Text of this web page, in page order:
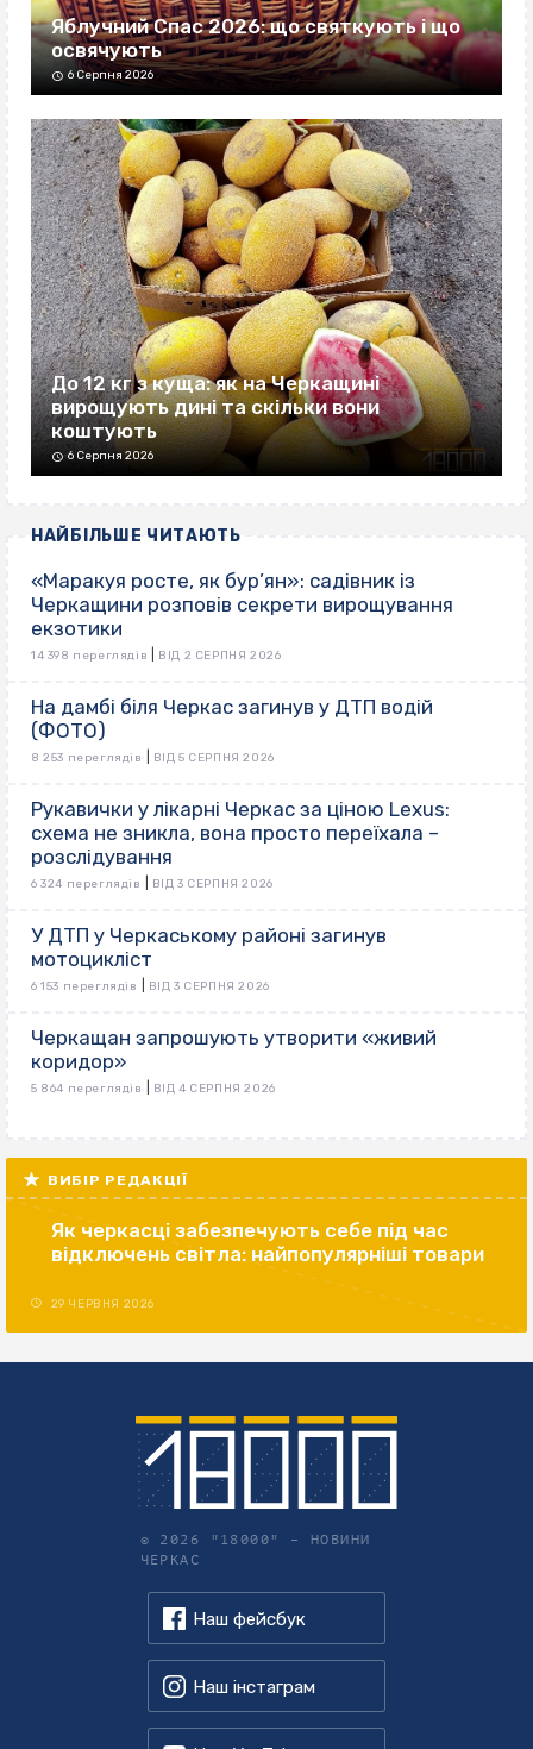
Яблучний Спас 2026: що святкують і що
освячують
6 Серпня 2026
До 12 кг з куща: як на Черкащині
вирощують дині та скільки вони
коштують
6 Серпня 2026
НАЙБІЛЬШЕ ЧИТАЮТЬ
«Маракуя росте, як бур’ян»: садівник із
Черкащини розповів секрети вирощування
екзотики
14 398 переглядів ВІД 2 СЕРПНЯ 2026
На дамбі біля Черкас загинув у ДТП водій
(ФОТО)
8 253 переглядів ВІД 5 СЕРПНЯ 2026
Рукавички у лікарні Черкас за ціною Lexus:
схема не зникла, вона просто переїхала –
розслідування
6 324 переглядів ВІД 3 СЕРПНЯ 2026
У ДТП у Черкаському районі загинув
мотоцикліст
6 153 переглядів ВІД 3 СЕРПНЯ 2026
Черкащан запрошують утворити «живий
коридор»
5 864 переглядів ВІД 4 СЕРПНЯ 2026
ВИБІР РЕДАКЦІЇ
Як черкасці забезпечують себе під час
відключень світла: найпопулярніші товари
29 ЧЕРВНЯ 2026
© 2026 "18000" – НОВИНИ
ЧЕРКАС
Наш фейсбук
Наш інстаграм